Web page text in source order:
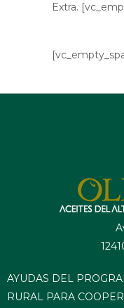
Extra.
AYUDAS DEL
RURAL PARA